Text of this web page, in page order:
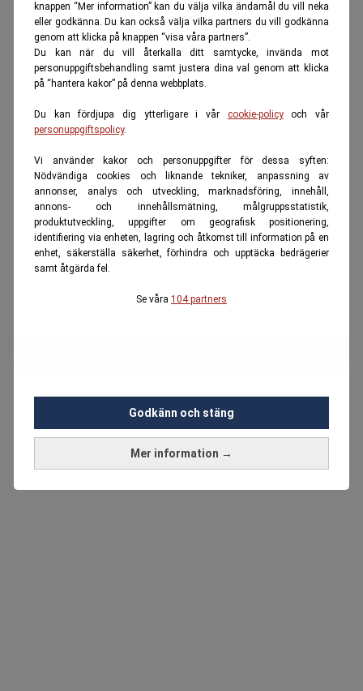
knappen “Mer information” kan du välja vilka ändamål du vill neka
eller godkänna. Du kan också välja vilka partners du vill godkänna
genom att klicka på knappen “visa våra partners”.
Du kan när du vill återkalla ditt samtycke, invända mot
personuppgiftsbehandling samt justera dina val genom att klicka
på “hantera kakor” på denna webbplats.
Du kan fördjupa dig ytterligare i vår cookie-policyoch vår
personuppgiftspolicy.
Vi använder kakor och personuppgifter för dessa syften:
Nödvändiga cookies och liknande tekniker, anpassning av
annonser, analys och utveckling, marknadsföring, innehåll,
annons- och innehållsmätning, målgruppsstatistik,
produktutveckling, uppgifter om geografisk positionering,
identifiering via enheten, lagring och åtkomst till information på en
enhet, säkerställa säkerhet, förhindra och upptäcka bedrägerier
samt åtgärda fel.
Se våra 104 partners
Mer information →
Godkänn och stäng